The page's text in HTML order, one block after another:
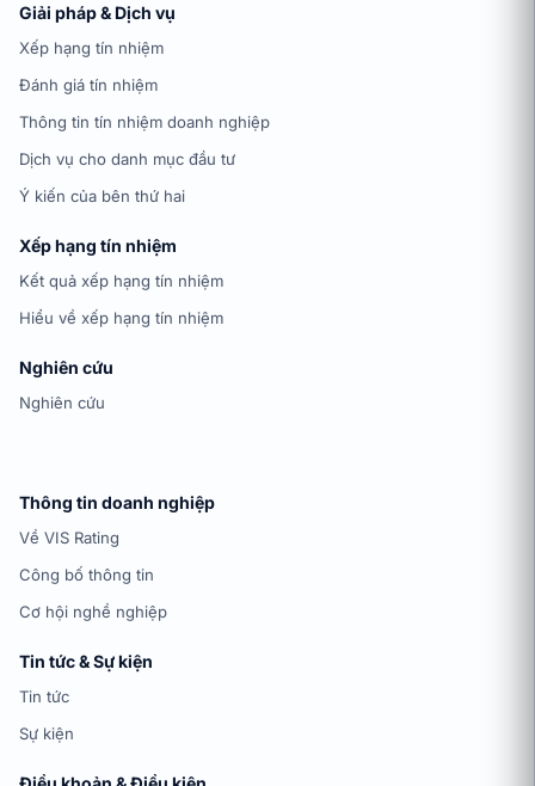
Giải pháp & Dịch vụ
Xếp hạng tín nhiệm
Đánh giá tín nhiệm
Thông tin tín nhiệm doanh nghiệp
Dịch vụ cho danh mục đầu tư
Ý kiến của bên thứ hai
Xếp hạng tín nhiệm
Kết quả xếp hạng tín nhiệm
Hiểu về xếp hạng tín nhiệm
Nghiên cứu
Nghiên cứu
Thông tin doanh nghiệp
Về VIS Rating
Công bố thông tin
Cơ hội nghề nghiệp
Tin tức & Sự kiện
Tin tức
Sự kiện